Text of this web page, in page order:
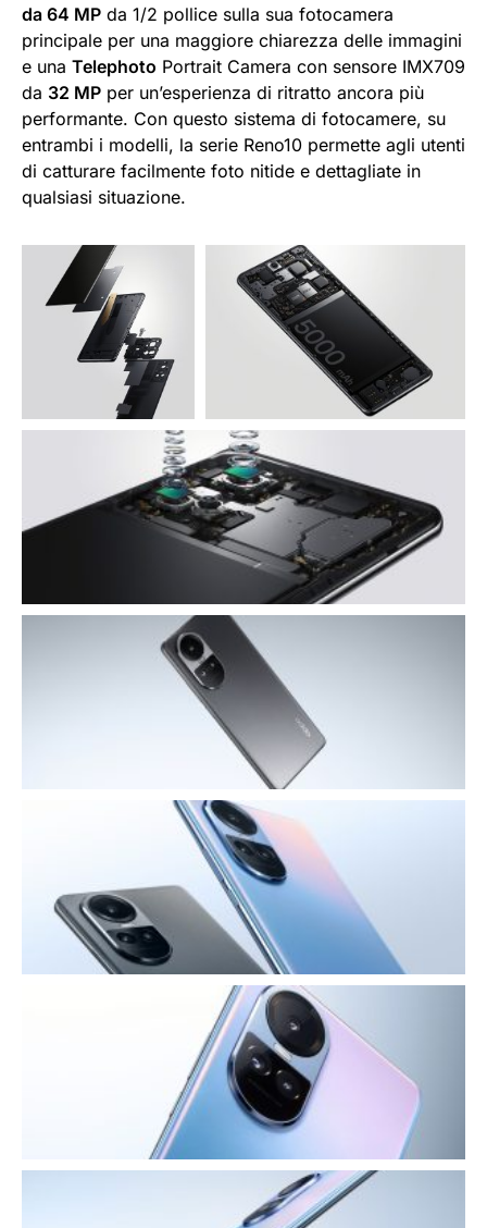
da 64 MP da 1/2 pollice sulla sua fotocamera
principale per una maggiore chiarezza delle immagini
e una Telephoto Portrait Camera con sensore IMX709
da 32 MP per un’esperienza di ritratto ancora più
performante. Con questo sistema di fotocamere, su
entrambi i modelli, la serie Reno10 permette agli utenti
di catturare facilmente foto nitide e dettagliate in
qualsiasi situazione.